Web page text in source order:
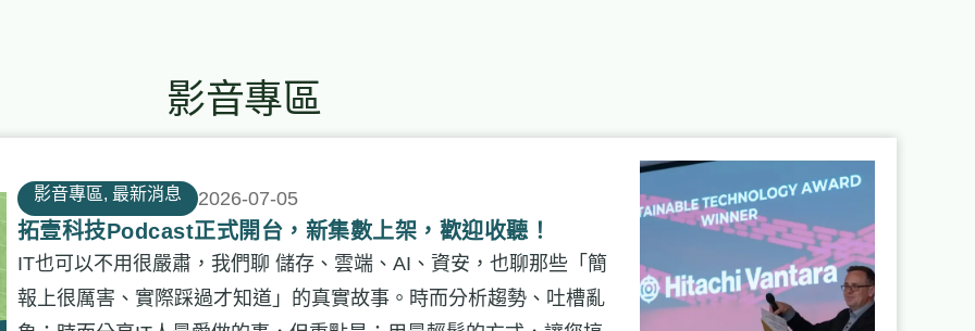
影音專區
影音專區, 最新消息 2026-07-05
拓壹科技Podcast正式開台，新集數上架，歡迎收聽！
IT也可以不用很嚴肅，我們聊 儲存、雲端、AI、資安，也聊那些「簡
報上很厲害、實際踩過才知道」的真實故事。時而分析趨勢、吐槽亂